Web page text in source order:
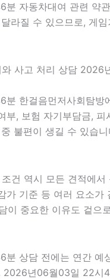
자동차대여 관련 약
라질 수 있으므로, 게
와 사고 처리 상담
한걸음먼저사회탐방
부, 보험 자기부담금,
불편이 생길 수 있습
건 역시 모든 견적에
가 기준 등 여러 요소
이 중요한 이유도 겉으
상담 전에는 연간 예
2026년06월03일 22시